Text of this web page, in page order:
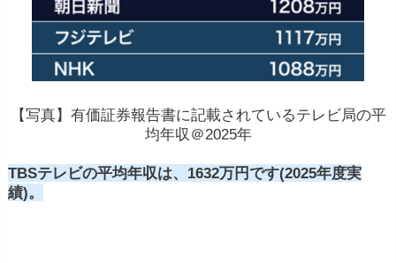
【写真】有価証券報告書に記載されているテレビ局の平
均年収＠2025年
TBSテレビの平均年収は、1632万円です(2025年度実
績)。